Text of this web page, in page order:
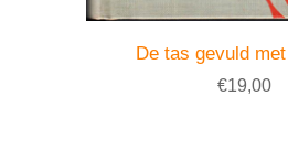
De tas gevuld
€19,00